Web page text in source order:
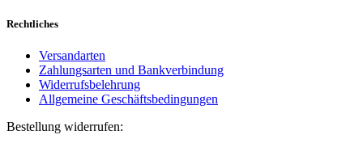
Rechtliches
Versandarten
Zahlungsarten und Bankverbindung
Widerrufsbelehrung
Allgemeine Geschäftsbedingungen
Bestellung widerrufen: